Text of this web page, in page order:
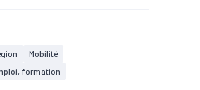
Mobilité
formation